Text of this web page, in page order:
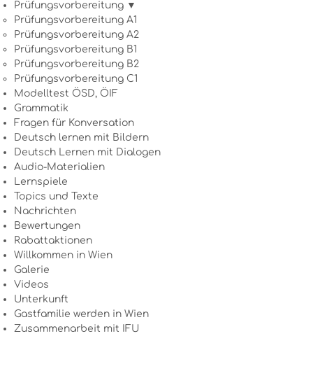
Prüfungsvorbereitung ▼
Prüfungsvorbereitung A1
Prüfungsvorbereitung A2
Prüfungsvorbereitung B1
Prüfungsvorbereitung B2
Prüfungsvorbereitung C1
Modelltest ÖSD, ÖIF
Grammatik
Fragen für Konversation
Deutsch lernen mit Bildern
Deutsch Lernen mit Dialogen
Audio-Materialien
Lernspiele
Topics und Texte
Nachrichten
Bewertungen
Rabattaktionen
Willkommen in Wien
Galerie
Videos
Unterkunft
Gastfamilie werden in Wien
Zusammenarbeit mit IFU